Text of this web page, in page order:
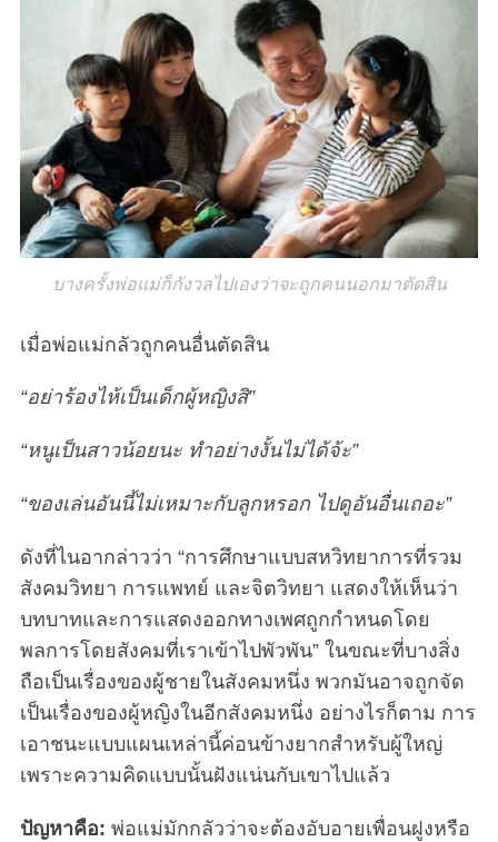
บางครั้งพ่อแม่ก็กังวลไปเองว่าจะถูกคนนอกมาตัดสิน
เมื่อพ่อแม่กลัวถูกคนอื่นตัดสิน
“อย่าร้องไห้เป็นเด็กผู้หญิงสิ”
“หนูเป็นสาวน้อยนะ ทำอย่างงั้นไม่ได้จ้ะ”
“ของเล่นอันนี้ไม่เหมาะกับลูกหรอก ไปดูอันอื่นเถอะ”
ดังที่ไนอากล่าวว่า “การศึกษาแบบสหวิทยาการที่รวม
สังคมวิทยา การแพทย์ และจิตวิทยา แสดงให้เห็นว่า
บทบาทและการแสดงออกทางเพศถูกกำหนดโดย
พลการโดยสังคมที่เราเข้าไปพัวพัน” ในขณะที่บางสิ่ง
ถือเป็นเรื่องของผู้ชายในสังคมหนึ่ง พวกมันอาจถูกจัด
เป็นเรื่องของผู้หญิงในอีกสังคมหนึ่ง อย่างไรก็ตาม การ
เอาชนะแบบแผนเหล่านี้ค่อนข้างยากสำหรับผู้ใหญ่
เพราะความคิดแบบนั้นฝังแน่นกับเขาไปแล้ว
ปัญหาคือ: พ่อแม่มักกลัวว่าจะต้องอับอายเพื่อนฝูงหรือ